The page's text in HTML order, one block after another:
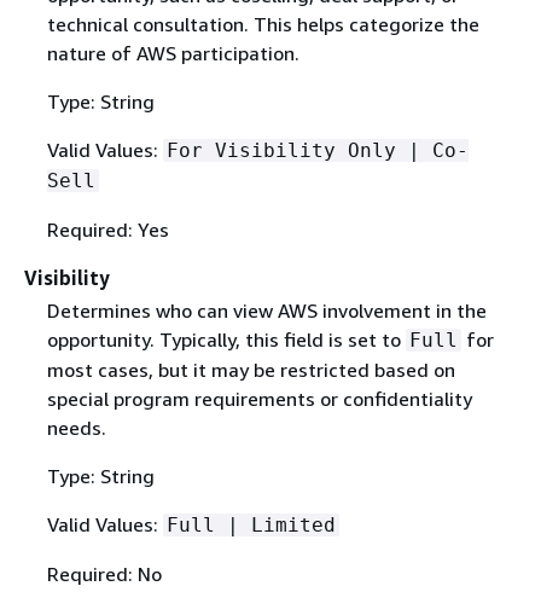
technical consultation. This helps categorize the
nature of AWS participation.
Type: String
Valid Values: For Visibility Only | Co-
Sell
Required: Yes
Visibility
Determines who can view AWS involvement in the
opportunity. Typically, this field is set to Full
for
most cases, but it may be restricted based on
special program requirements or confidentiality
needs.
Type: String
Valid Values: Full | Limited
Required: No